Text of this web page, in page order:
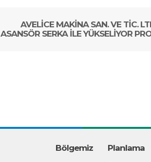
AVELİCE MAKİNA SAN. VE TİC.
ASANSÖR SERKA İLE YÜKSELİYOR
Bölgemiz Planlama